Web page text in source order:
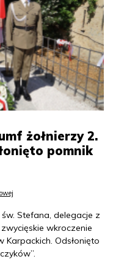
żołnierzy 2.
pomnik
Stefana, delegacje z
wkroczenie
Karpackich. Odsłonięto